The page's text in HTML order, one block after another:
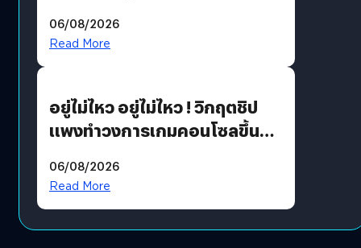
แนวทางปรับตัวสู่เศรษฐกิจสี
06/08/2026
Read More
อยู่ไม่ไหว อยู่ไม่ไหว ! วิกฤตชิป
แพงทำวงการเกมคอนโซลขึ้น
?
06/08/2026
Read More